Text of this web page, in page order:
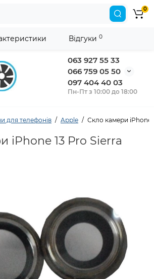
063 927 55 33
066 759 05 50
097 404 40 03
Пн-Пт з 10:00 до 18:00
0
для телефонів Apple Скло камери iPhone
iPhone 13 Pro Sierra
Відгуки 0